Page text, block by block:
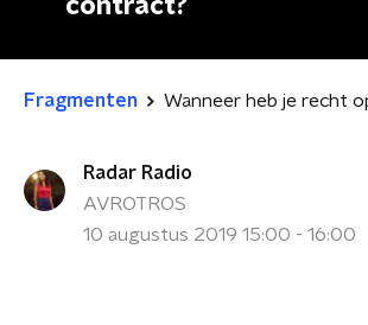
contract?
Fragmenten
Radar Radio
AVROTROS
10 augustus 2019 15:00 - 16:00